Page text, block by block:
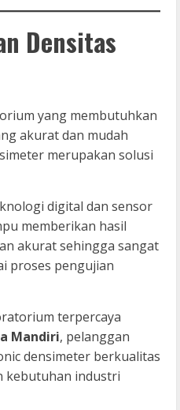
Densitas
yang membutuhkan
akurat dan mudah
merupakan solusi
digital dan sensor
memberikan hasil
akurat sehingga sangat
proses pengujian
terpercaya
Mandiri, pelanggan
densimeter berkualitas
kebutuhan industri